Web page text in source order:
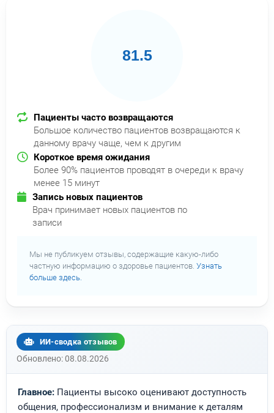
81.5
Пациенты часто возвращаются
Большое количество пациентов возвращаются к
данному врачу чаще, чем к другим
Короткое время ожидания
Более 90% пациентов проводят в очереди к врачу
менее 15 минут
Запись новых пациентов
Врач принимает новых пациентов по
записи
Мы не публикуем отзывы, содержащие какую-либо
частную информацию о здоровье пациентов. Узнать
больше здесь.
ИИ-сводка отзывов
Обновлено: 08.08.2026
Главное: Пациенты высоко оценивают доступность
общения, профессионализм и внимание к деталям